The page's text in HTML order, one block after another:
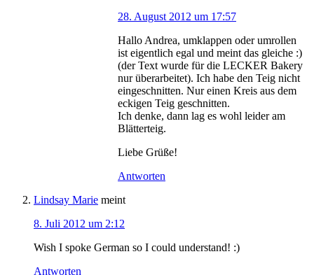
28. August 2012 um 17:57
Hallo Andrea, umklappen oder umrollen
ist eigentlich egal und meint das gleiche :)
(der Text wurde für die LECKER Bakery
nur überarbeitet). Ich habe den Teig nicht
eingeschnitten. Nur einen Kreis aus dem
eckigen Teig geschnitten.
Ich denke, dann lag es wohl leider am
Blätterteig.
Liebe Grüße!
Antworten
Lindsay Marie meint
8. Juli 2012 um 2:12
Wish I spoke German so I could understand! :)
Antworten